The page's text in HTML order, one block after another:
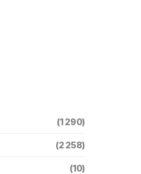
(1 290)
(2 258)
(10)